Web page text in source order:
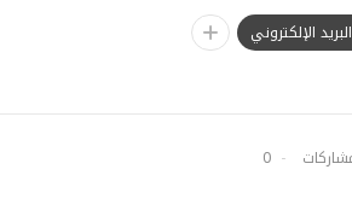
البريد الإلكتروني
0